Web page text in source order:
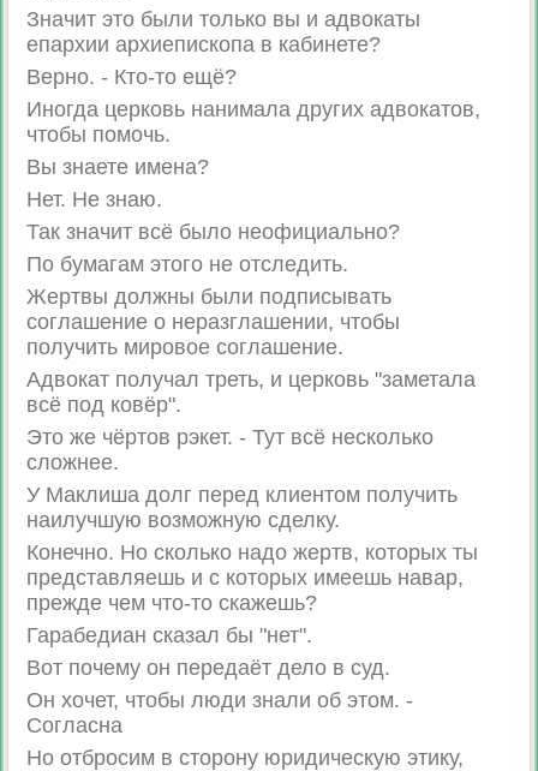
Значит это были только вы и адвокаты
епархии архиепископа в кабинете?
Верно. - Кто-то ещё?
Иногда церковь нанимала других адвокатов,
чтобы помочь.
Вы знаете имена?
Нет. Не знаю.
Так значит всё было неофициально?
По бумагам этого не отследить.
Жертвы должны были подписывать
соглашение о неразглашении, чтобы
получить мировое соглашение.
Адвокат получал треть, и церковь "заметала
всё под ковёр".
Это же чёртов рэкет. - Тут всё несколько
сложнее.
У Маклиша долг перед клиентом получить
наилучшую возможную сделку.
Конечно. Но сколько надо жертв, которых ты
представляешь и с которых имеешь навар,
прежде чем что-то скажешь?
Гарабедиан сказал бы "нет".
Вот почему он передаёт дело в суд.
Он хочет, чтобы люди знали об этом. -
Согласна
Но отбросим в сторону юридическую этику,